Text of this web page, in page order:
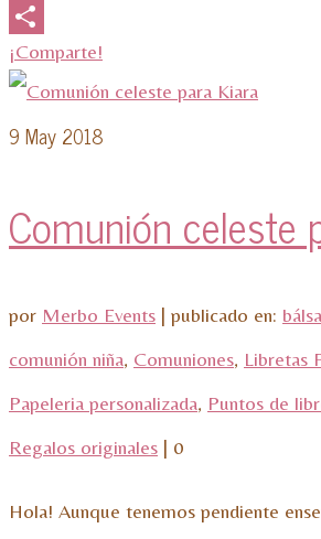
Email
¡Comparte!
9 May 2018
Comunión celeste
por Merbo Events | publicado en:
comunión niña, Comuniones, Libretas
Papeleria personalizada, Puntos de
Regalos originales | 0
Hola! Aunque tenemos pendiente